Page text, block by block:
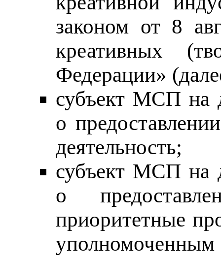
законом от 8
креативных
Федерации»
субъект МСП на
о
деятельность;
субъект МСП на
о
приоритетные